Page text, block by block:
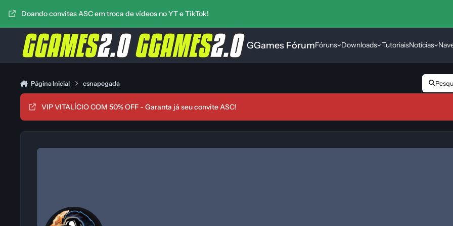
Doando convites ASC em troca de vídeos no YT e TikTok!
GGames FórumFóruns Downloads TutoriaisNotícias
Página Inicial csnapegada
VIP VITALÍCIO COM 50% OFF - Garanta já seu convite ASC!